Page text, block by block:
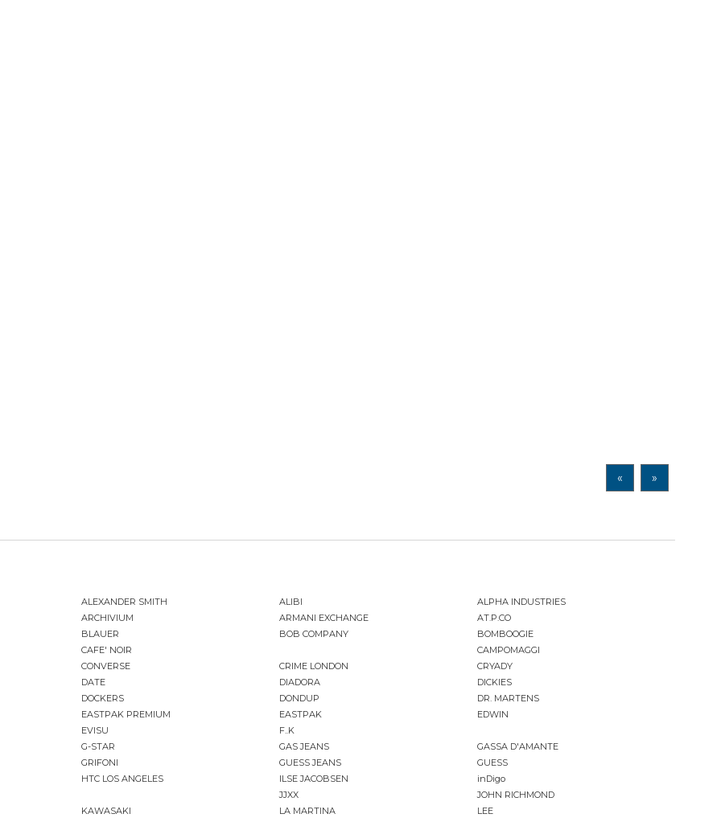
« »
ALEXANDER SMITH ALIBI
ALPHA INDUSTRIES
ARCHIVIUM ARMANI EXCHANGE
AT.P.CO
BLAUER BOB COMPANY
BOMBOOGIE
CAFE' NOIR
CAMPOMAGGI
CONVERSE CRIME LONDON
CRYADY
DATE DIADORA
DICKIES
DOCKERS DONDUP
DR. MARTENS
EASTPAK PREMIUM EASTPAK
EDWIN
EVISU
F..K
G-STAR GAS JEANS
GASSA D'AMANTE
GRIFONI GUESS JEANS
GUESS
HTC LOS ANGELES ILSE JACOBSEN
inDigo
JJXX
JOHN RICHMOND
KAWASAKI LA MARTINA
LEE